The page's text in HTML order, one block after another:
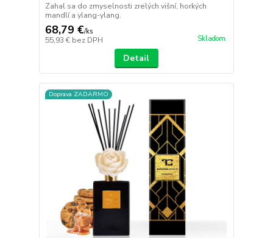
Zahal sa do zmyselnosti zrelých višní, horkých
mandlí a ylang-ylang.
68,79 €/ks
55,93 € bez DPH Skladom
Detail
Doprava ZADARMO